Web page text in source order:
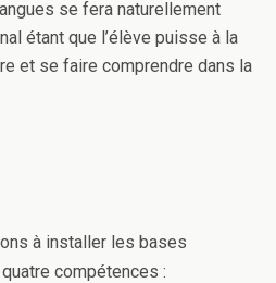
se fera naturellement
étant que l’élève puisse à la
et se faire comprendre dans la
à installer les bases
compétences :